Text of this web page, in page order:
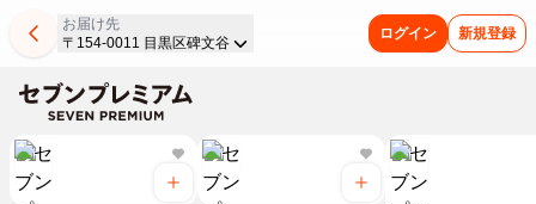
お届け先
〒154-0011 目黒区碑文谷
ログイン 新規登録